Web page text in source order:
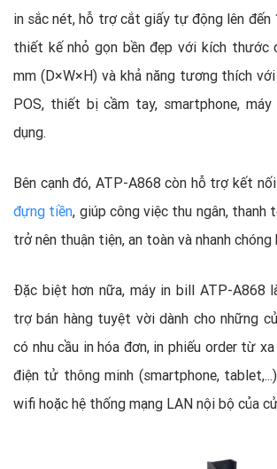
in sắc nét, hỗ trợ cắt giấy tự động lên đến
thiết kế nhỏ gọn bền đẹp với kích thước
mm (D×W×H) và khả năng tương thích
POS, thiết bị cầm tay, smartphone,
dụng.
Bên cạnh đó, ATP-A868 còn hỗ trợ kết
đựng tiền, giúp công việc thu ngân, thanh
trở nên thuận tiện, an toàn và nhanh chóng
Đặc biệt hơn nữa, máy in bill ATP-A868
trợ bán hàng tuyệt vời dành cho những
có nhu cầu in hóa đơn, in phiếu order từ
điện tử thông minh (smartphone,
wifi hoặc hệ thống mạng LAN nội bộ của